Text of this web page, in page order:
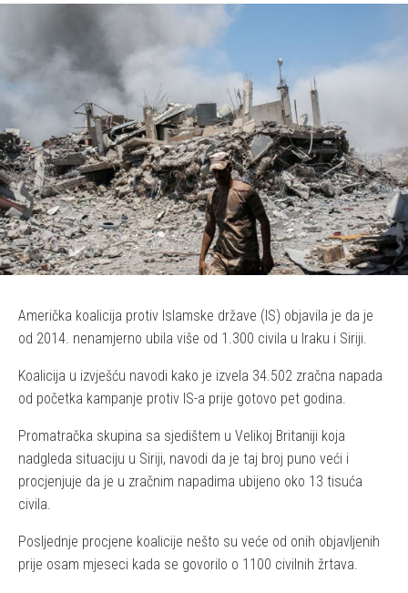
Američka koalicija protiv Islamske države (IS) objavila je da je
od 2014. nenamjerno ubila više od 1.300 civila u Iraku i Siriji.
Koalicija u izvješću navodi kako je izvela 34.502 zračna napada
od početka kampanje protiv IS-a prije gotovo pet godina.
Promatračka skupina sa sjedištem u Velikoj Britaniji koja
nadgleda situaciju u Siriji, navodi da je taj broj puno veći i
procjenjuje da je u zračnim napadima ubijeno oko 13 tisuća
civila.
Posljednje procjene koalicije nešto su veće od onih objavljenih
prije osam mjeseci kada se govorilo o 1100 civilnih žrtava.